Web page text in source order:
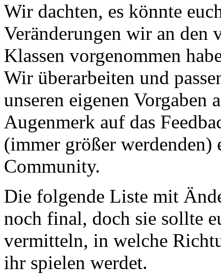
Wir dachten, es könnte
Veränderungen wir an den
Klassen vorgenommen
Wir überarbeiten und
unseren eigenen Vorgaben
Augenmerk auf das
(immer größer werdenden)
Community.
Die folgende Liste mit
noch final, doch sie sollte
vermitteln, in welche
ihr spielen werdet.